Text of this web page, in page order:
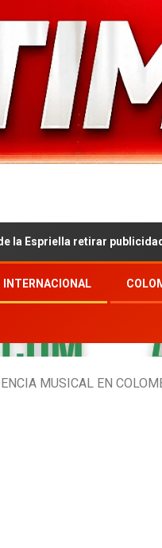
retirar publicidad política
INTERNACIONAL
MUSICAL EN